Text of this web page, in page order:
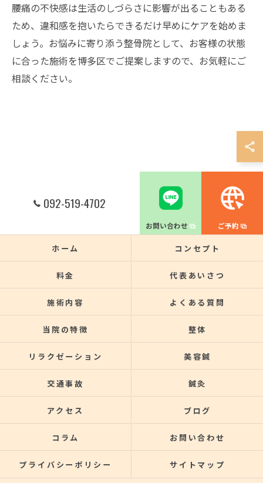
腰痛の不快感は生活のしづらさに影響が出ることもある
ため、違和感を抱いたらできるだけ早めにケアを始めま
しょう。お悩みに寄り添う整骨院として、お客様の状態
に合った施術を博多区でご提案しますので、お気軽にご
相談ください。
092-519-4702
お問い合わせ ご予約
ホーム コンセプト
料金 代表あいさつ
施術内容 よくある質問
当院の特徴 整体
リラクゼーション 美容鍼
交通事故 鍼灸
アクセス ブログ
コラム お問い合わせ
プライバシーポリシー サイトマップ